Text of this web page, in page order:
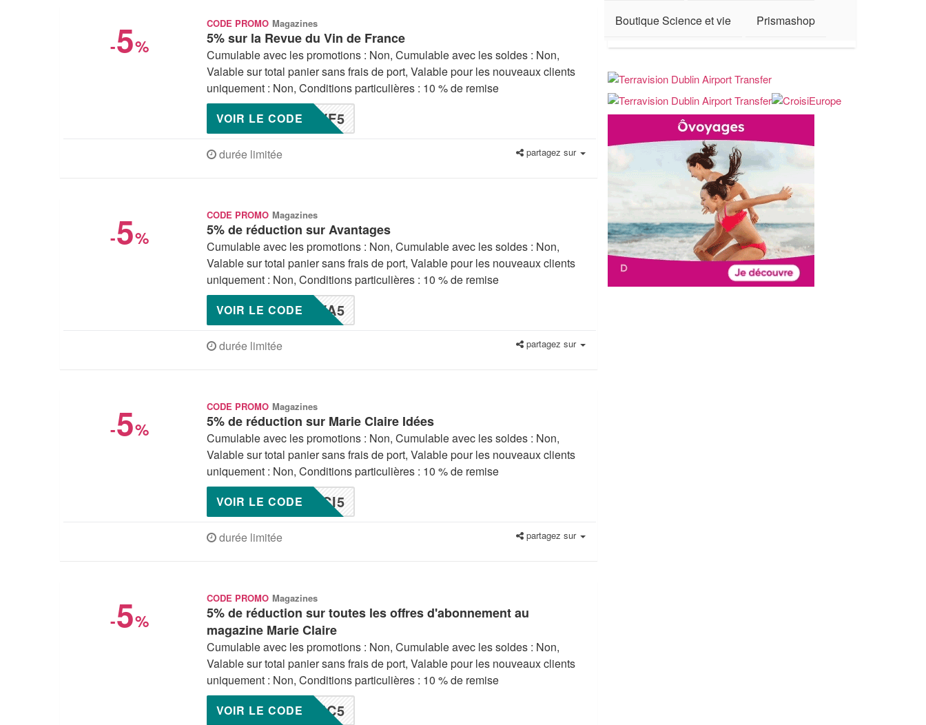
-5%
CODE PROMO Magazines
5% sur la Revue du Vin de France
Cumulable avec les promotions : Non, Cumulable avec les soldes : Non,
Valable sur total panier sans frais de port, Valable pour les nouveaux clients
uniquement : Non, Conditions particulières : 10 % de remise
VF5
VOIR LE CODE
durée limitée partagez sur
-5%
CODE PROMO Magazines
5% de réduction sur Avantages
Cumulable avec les promotions : Non, Cumulable avec les soldes : Non,
Valable sur total panier sans frais de port, Valable pour les nouveaux clients
uniquement : Non, Conditions particulières : 10 % de remise
VA5
VOIR LE CODE
durée limitée partagez sur
-5%
CODE PROMO Magazines
5% de réduction sur Marie Claire Idées
Cumulable avec les promotions : Non, Cumulable avec les soldes : Non,
Valable sur total panier sans frais de port, Valable pour les nouveaux clients
uniquement : Non, Conditions particulières : 10 % de remise
CI5
VOIR LE CODE
durée limitée partagez sur
-5%
CODE PROMO Magazines
5% de réduction sur toutes les offres d'abonnement au
magazine Marie Claire
Cumulable avec les promotions : Non, Cumulable avec les soldes : Non,
Valable sur total panier sans frais de port, Valable pour les nouveaux clients
uniquement : Non, Conditions particulières : 10 % de remise
MC5
VOIR LE CODE
Boutique Science et vie Prismashop